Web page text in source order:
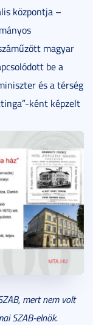
központja –
magyar
be a
és a térség
ként képzelt
mert nem volt
SZAB-elnök.